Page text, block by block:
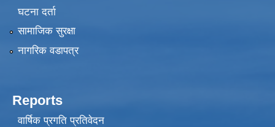
घटना दर्ता
सामाजिक सुरक्षा
नागरिक वडापत्र
Reports
वार्षिक प्रगति प्रतिवेदन